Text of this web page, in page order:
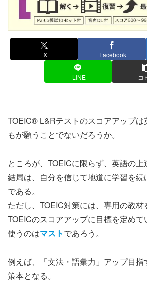
X Facebook
LINE コ
TOEIC® L&Rテストのスコアアップは
もが願うことでないだろうか。
ところが、TOEICに限らず、英語の上
結局は、自分を信じて地道に学習を
である。
ただし、TOEIC対策には、専用の教材
TOEICのスコアアップに目標を定め
使うのはマストであろう。
例えば、「文法・語彙力」アップ目
策本となる。